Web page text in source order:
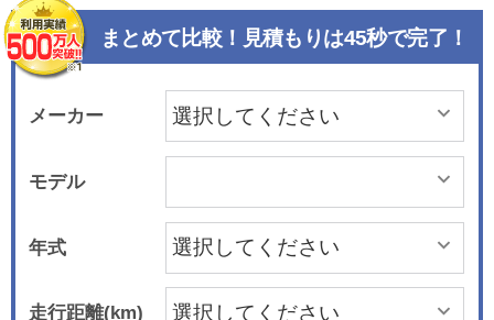
まとめて比較！見積もりは45秒で完了！
メーカー
モデル
年式
走行距離(km)